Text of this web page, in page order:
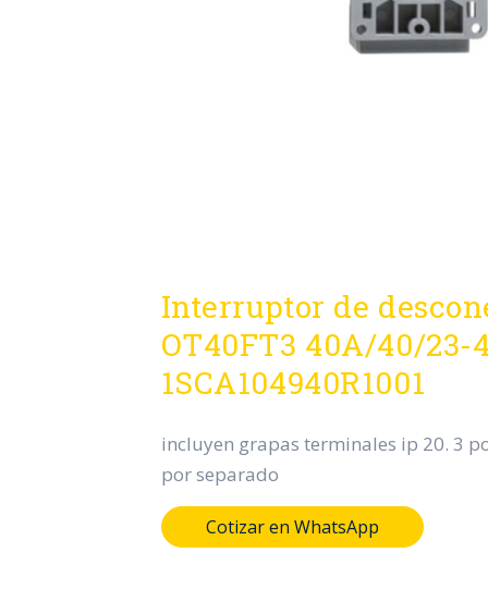
Interruptor de
OT40FT3 40A/40/23-
1SCA104940R1001
incluyen grapas terminales ip 20. 3
por separado
Cotizar en WhatsApp